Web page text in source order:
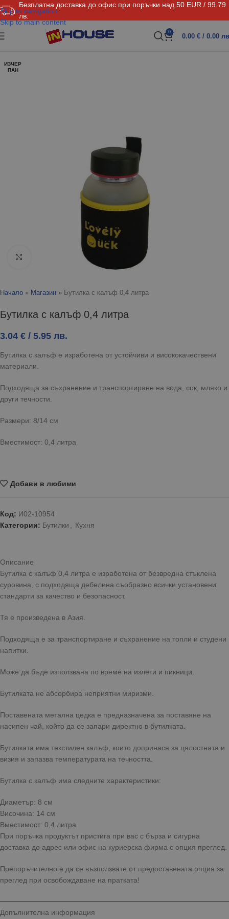
Безплатна доставка до офис при поръчки над 50 EUR / 99.79
лв.
Skip to navigation
Skip to main content
0
0.00 € / 0.00
ИЗЧЕР
ПАН
Начало » Магазин » Бутилка с калъф 0,4 литра
Бутилка с калъф 0,4 литра
3.04 € / 5.95 лв.
Бутилка с калъф е изработена от устойчиви и висококачествени
материали.
Подходяща за съхранение и транспортиране на вода, сок, мляко и
други течности.
Размери: 8/14 см
Вместимост: 0,4 литра
Добави в любими
Код: И02-10954
Категории: Бутилки Кухня
Описание
Бутилка с калъф 0,4 литра е изработена от безвредна стъклена
суровина, с подходяща дебелина съобразно всички установени
стандарти за качество и безопасност.
Тя е произведена в Азия.
Подходяща е за транспортиране и съхранение на топли и студени
напитки.
Може да бъде използвана по време на излети и пикници.
Бутилката не абсорбира неприятни миризми.
Поставената метална цедка е предназначена за поставяне на
насипен чай, който да се запари директно в бутилката.
Бутилката има текстилен калъф, които допринася за цялостната и
визия и запазва температурата на течността.
Бутилка с калъф има следните характеристики:
Диаметър: 8 см
Височина: 14 см
Вместимост: 0,4 литра
При поръчка продуктът пристига при вас с бърза и сигурна
доставка до адрес или офис на куриерска фирма с опция преглед.
Препоръчително е да се възползвате от предоставената опция за
преглед при освобождаване на пратката!
Допълнителна информация